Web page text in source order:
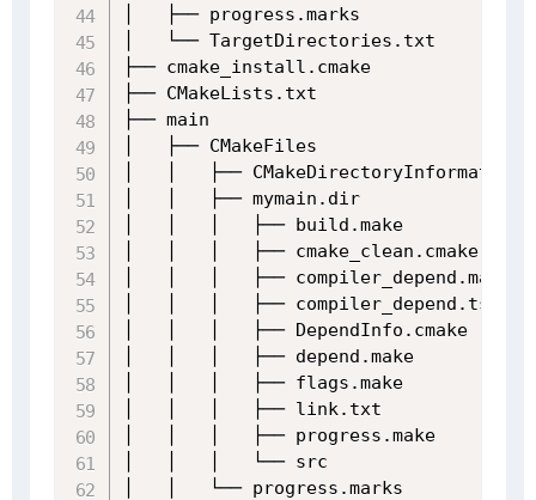
│   ├── progress.marks
│   └── TargetDirectories.txt
├── cmake_install.cmake
├── CMakeLists.txt
├── main
│   ├── CMakeFiles
│   │   ├──
│   │   ├── mymain.dir
│   │   │   ├── build.make
│   │   │   ├── cmake_clean.cmake
│   │   │   ├── compiler_depend.make
│   │   │   ├── compiler_depend.ts
│   │   │   ├── DependInfo.cmake
│   │   │   ├── depend.make
│   │   │   ├── flags.make
│   │   │   ├── link.txt
│   │   │   ├── progress.make
│   │   │   └── src
│   │   └── progress.marks